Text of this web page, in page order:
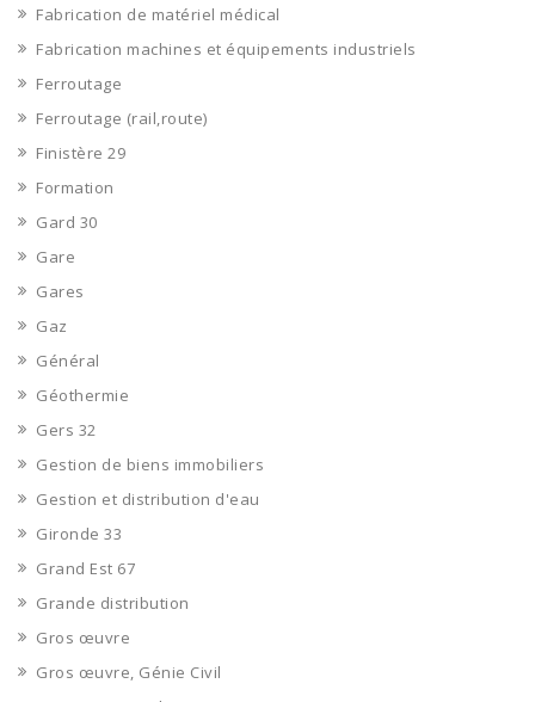
Fabrication de matériel médical
Fabrication machines et équipements industriels
Ferroutage
Ferroutage (rail,route)
Finistère 29
Formation
Gard 30
Gare
Gares
Gaz
Général
Géothermie
Gers 32
Gestion de biens immobiliers
Gestion et distribution d'eau
Gironde 33
Grand Est 67
Grande distribution
Gros œuvre
Gros œuvre, Génie Civil